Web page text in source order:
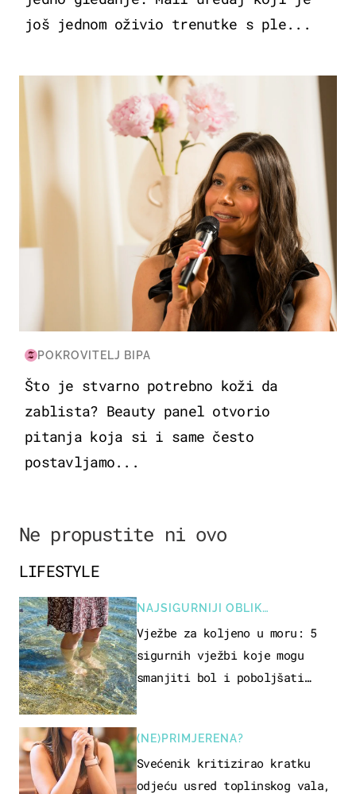
još jednom oživio trenutke s ple...
MODA & LJEPOTA
POKROVITELJ BIPA
Što je stvarno potrebno koži da
zablista? Beauty panel otvorio
pitanja koja si i same često
postavljamo...
Ne propustite ni ovo
LIFESTYLE
NAJSIGURNIJI OBLIK
REKREACIJE
Vježbe za koljeno u moru: 5
sigurnih vježbi koje mogu
smanjiti bol i poboljšati
(NE)PRIMJERENA?
Svećenik kritizirao kratku
odjeću usred toplinskog vala,